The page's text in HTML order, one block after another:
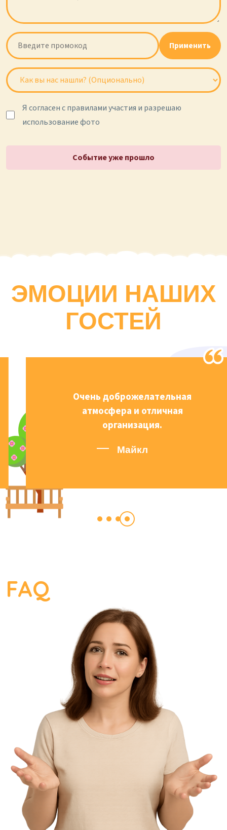
Применить
Я согласен с правилами участия и разрешаю
использование фото
Событие уже прошло
ЭМОЦИИ НАШИХ
ГОСТЕЙ
Очень доброжелательная
атмосфера и отличная
организация.
Майкл
FAQ